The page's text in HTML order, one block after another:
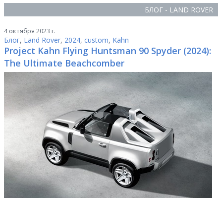
БЛОГ - LAND ROVER
4 октября 2023 г.
Блог, Land Rover, 2024, custom, Kahn
Project Kahn Flying Huntsman 90 Spyder (2024):
The Ultimate Beachcomber